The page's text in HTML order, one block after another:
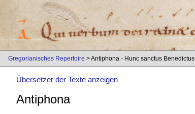
Gregorianisches Repertoire > Antiphona - Hunc sanctus Benedictus
Übersetzer der Texte anzeigen
Antiphona